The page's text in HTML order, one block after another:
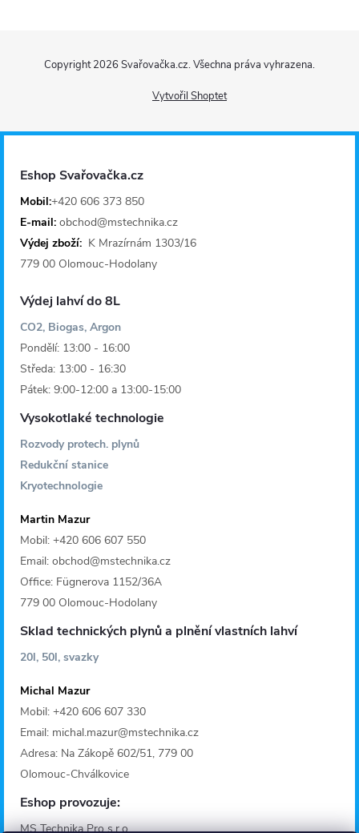
p
Vytvořil Shoptet
Copyright 2026 Svařovačka.cz. Všechna práva vyhrazena.
Eshop Svařovačka.cz
Mobil:+420 606 373 850
E-mail: obchod@mstechnika.cz
Výdej zboží: K Mrazírnám 1303/16
779 00 Olomouc-Hodolany
Výdej lahví do 8L
CO2, Biogas, Argon
Pondělí: 13:00 - 16:00
Středa: 13:00 - 16:30
Pátek: 9:00-12:00 a 13:00-15:00
Vysokotlaké technologie
Rozvody protech. plynů
Redukční stanice
Kryotechnologie
Martin Mazur
Mobil: +420 606 607 550
Email: obchod@mstechnika.cz
Office: Fügnerova 1152/36A
779 00 Olomouc-Hodolany
Sklad technických plynů a plnění vlastních lahví
20l, 50l, svazky
Michal Mazur
Mobil: +420 606 607 330
Email: michal.mazur@mstechnika.cz
Adresa: Na Zákopě 602/51, 779 00
Olomouc-Chválkovice
Eshop provozuje:
MS Technika Pro s.r.o.